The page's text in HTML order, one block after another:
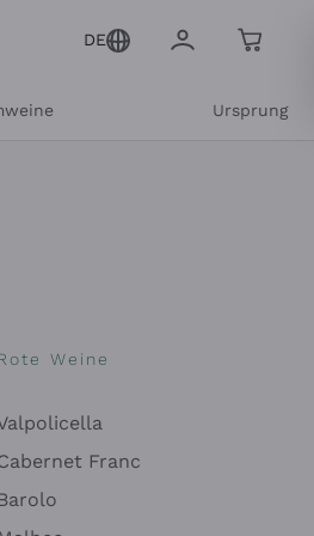
DE
Ursprung
Weine
Franc
Angeboten